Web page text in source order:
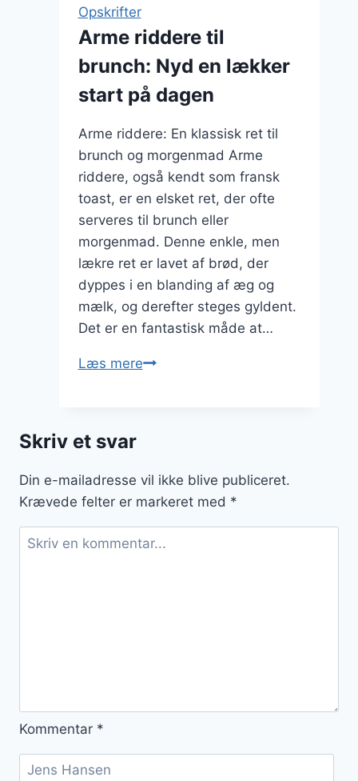
velsmagende
Opskrifter
Arme riddere til
brunch: Nyd en lækker
start på dagen
Arme riddere: En klassisk ret til
brunch og morgenmad Arme
riddere, også kendt som fransk
toast, er en elsket ret, der ofte
serveres til brunch eller
morgenmad. Denne enkle, men
lækre ret er lavet af brød, der
dyppes i en blanding af æg og
mælk, og derefter steges gyldent.
Det er en fantastisk måde at…
Læs mereArme
Skriv et svar
Din e-mailadresse vil ikke blive publiceret.
Krævede felter er markeret med *
Kommentar *